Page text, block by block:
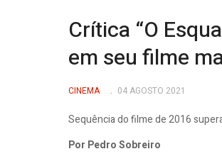
Crítica “O
em seu filme
CINEMA 04 AGOSTO 2021
Sequência do filme de 2016
Por Pedro Sobreiro